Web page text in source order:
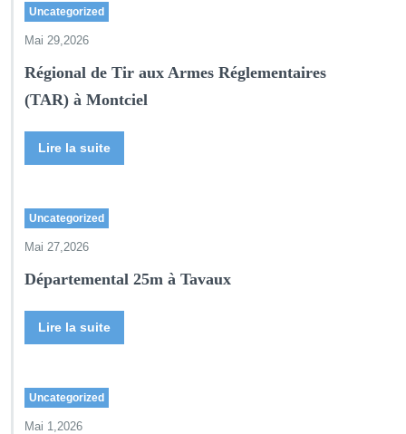
Uncategorized
Mai 29,2026
Régional de Tir aux Armes Réglementaires
(TAR) à Montciel
Lire la suite
Uncategorized
Mai 27,2026
Départemental 25m à Tavaux
Lire la suite
Uncategorized
Mai 1,2026